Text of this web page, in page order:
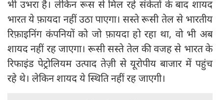
भी उभरा है। लेकिन रूस से मिल रहे संकेतों के बाद शायद
भारत ये फ़ायदा नहीं उठा पाएगा। सस्ते रूसी तेल से भारतीय
रिफ़ाइनिंग कंपनियों को जो फ़ायदा हो रहा था, वो भी अब
शायद नहीं रह जाएगा। रूसी सस्ते तेल की वजह से भारत के
रिफाइंड पेट्रोलियम उत्पाद तेज़ी से यूरोपीय बाजार में पहुंच
रहे थे। लेकिन शायद ये स्थिति नहीं रह जाएगी।